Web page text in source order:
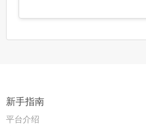
新手指南
平台介绍